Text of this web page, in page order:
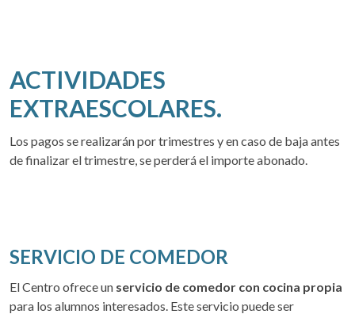
ACTIVIDADES
EXTRAESCOLARES.
Los pagos se realizarán por trimestres y en caso de baja antes
de finalizar el trimestre, se perderá el importe abonado.
SERVICIO DE COMEDOR
El Centro ofrece un servicio de comedor con cocina propia
para los alumnos interesados. Este servicio puede ser